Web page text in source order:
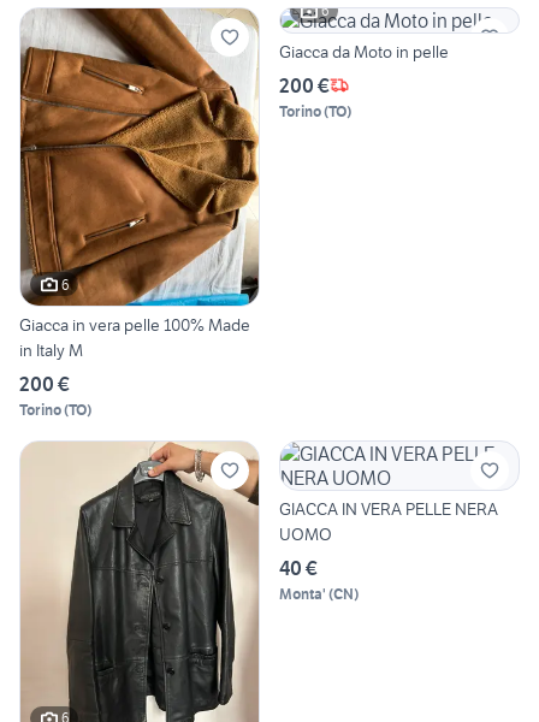
6
Giacca in vera pelle 100% Made
in Italy M
200 €
Torino(TO)
6
Giacca da Moto in pelle
200 €
Torino(TO)
6
GIACCA IN VERA PELLE NERA
UOMO
40 €
Monta' (CN)